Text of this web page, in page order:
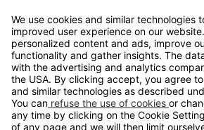
info@gerdmans.no
67 80 56 20
Åpningstid
Hverdager 08:00-16:00